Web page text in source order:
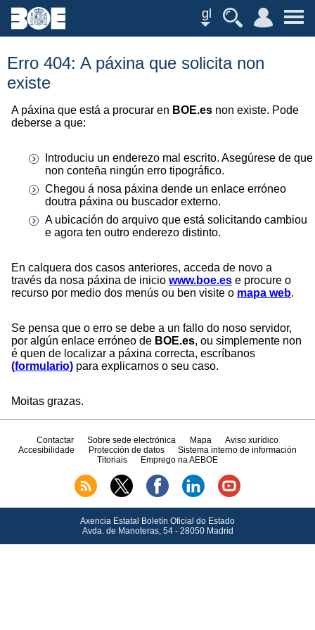
gl
Erro 404: A páxina que solicita non
existe
A páxina que está a procurar en BOE.es non existe. Pode
deberse a que:
Introduciu un enderezo mal escrito. Asegúrese de que
non conteña ningún erro tipográfico.
Chegou á nosa páxina dende un enlace erróneo
doutra páxina ou buscador externo.
A ubicación do arquivo que está solicitando cambiou
e agora ten outro enderezo distinto.
En calquera dos casos anteriores, acceda de novo a
través da nosa páxina de inicio www.boe.es e procure o
recurso por medio dos menús ou ben visite o mapa web.
Se pensa que o erro se debe a un fallo do noso servidor,
por algún enlace erróneo de BOE.es, ou simplemente non
é quen de localizar a páxina correcta, escríbanos
(formulario) para explicarnos o seu caso.
Moitas grazas.
Contactar Sobre sede electrónica Mapa
Aviso xurídico
Accesibilidade
Protección de datos
Sistema interno de información
Titoriais
Emprego na AEBOE
Axencia Estatal Boletín Oficial do Estado
Avda.de Manoteras, 54 - 28050 Madrid